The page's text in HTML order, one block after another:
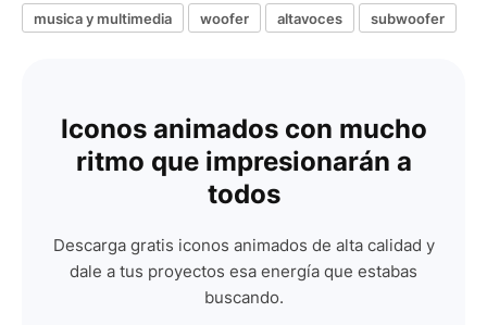
musica y multimedia woofer altavoces subwoofer
Iconos animados con mucho
ritmo que impresionarán a
todos
Descarga gratis iconos animados de alta calidad y
dale a tus proyectos esa energía que estabas
buscando.